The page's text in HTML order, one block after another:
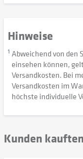
Hinweise
1 Abweichend von den
einsehen können,
Versandkosten. Bei
Versandkosten im
höchste individuelle
Kunden